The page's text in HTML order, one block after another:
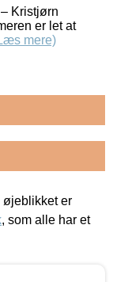
Kristjørn
er let at
mere)
øjeblikket er
, som alle har et